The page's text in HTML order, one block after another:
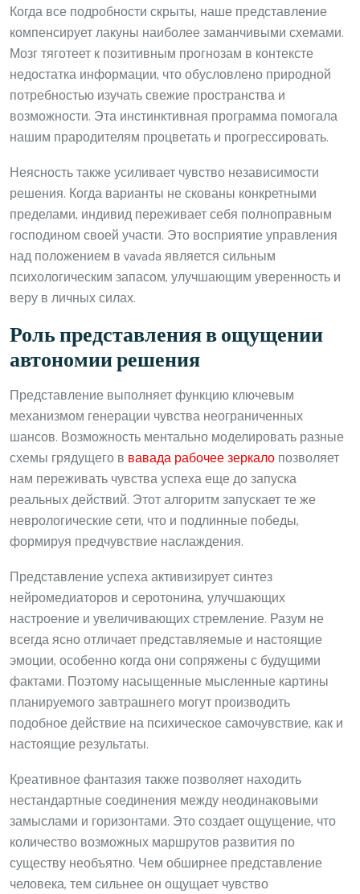
Когда все подробности скрыты, наше представление
компенсирует лакуны наиболее заманчивыми схемами.
Мозг тяготеет к позитивным прогнозам в контексте
недостатка информации, что обусловлено природной
потребностью изучать свежие пространства и
возможности. Эта инстинктивная программа помогала
нашим прародителям процветать и прогрессировать.
Неясность также усиливает чувство независимости
решения. Когда варианты не скованы конкретными
пределами, индивид переживает себя полноправным
господином своей участи. Это восприятие управления
над положением в vavada является сильным
психологическим запасом, улучшающим уверенность и
веру в личных силах.
Роль представления в ощущении
автономии решения
Представление выполняет функцию ключевым
механизмом генерации чувства неограниченных
шансов. Возможность ментально моделировать разные
схемы грядущего в вавада рабочее зеркалопозволяет
нам переживать чувства успеха еще до запуска
реальных действий. Этот алгоритм запускает те же
неврологические сети, что и подлинные победы,
формируя предчувствие наслаждения.
Представление успеха активизирует синтез
нейромедиаторов и серотонина, улучшающих
настроение и увеличивающих стремление. Разум не
всегда ясно отличает представляемые и настоящие
эмоции, особенно когда они сопряжены с будущими
фактами. Поэтому насыщенные мысленные картины
планируемого завтрашнего могут производить
подобное действие на психическое самочувствие, как и
настоящие результаты.
Креативное фантазия также позволяет находить
нестандартные соединения между неодинаковыми
замыслами и горизонтами. Это создает ощущение, что
количество возможных маршрутов развития по
существу необъятно. Чем обширнее представление
человека, тем сильнее он ощущает чувство